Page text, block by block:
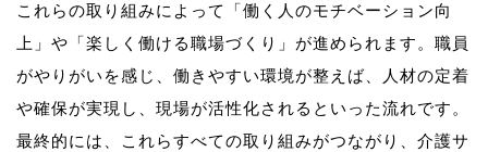
これらの取り組みによって「働く人のモチベーション向
上」や「楽しく働ける職場づくり」が進められます。職員
がやりがいを感じ、働きやすい環境が整えば、人材の定着
や確保が実現し、現場が活性化されるといった流れです。
最終的には、これらすべての取り組みがつながり、介護サ